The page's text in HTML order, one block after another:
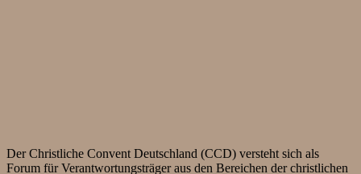
Der Christliche Convent Deutschland (CCD) versteht sich als
Forum für Verantwortungsträger aus den Bereichen der christlichen